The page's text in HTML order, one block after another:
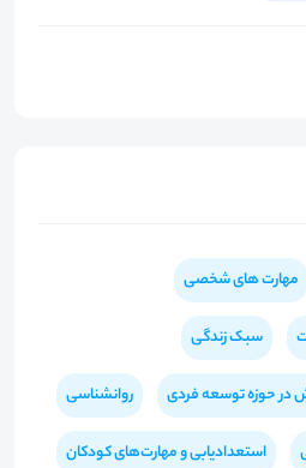
مهارت های شخصی
سبک زندگی
در حوزه توسعه فردی روانشناسی
استعدادیابی و مهارت‌های کودکان